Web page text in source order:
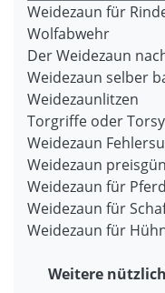
Weidezaun für
Wolfabwehr
Der Weidezaun
Weidezaun selber
Weidezaunlitzen
Torgriffe oder
Weidezaun
Weidezaun
Weidezaun für
Weidezaun für
Weidezaun für
Weitere